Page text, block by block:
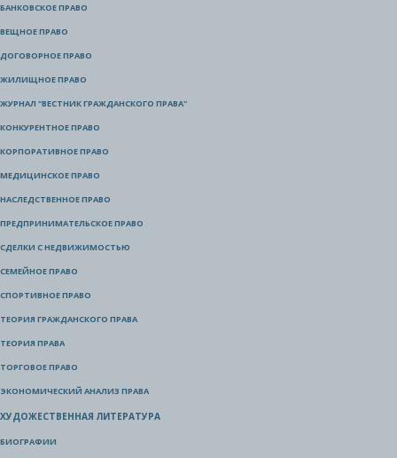
БАНКОВСКОЕ ПРАВО
ВЕЩНОЕ ПРАВО
ДОГОВОРНОЕ ПРАВО
ЖИЛИЩНОЕ ПРАВО
ЖУРНАЛ "ВЕСТНИК ГРАЖДАНСКОГО ПРАВА"
КОНКУРЕНТНОЕ ПРАВО
КОРПОРАТИВНОЕ ПРАВО
МЕДИЦИНСКОЕ ПРАВО
НАСЛЕДСТВЕННОЕ ПРАВО
ПРЕДПРИНИМАТЕЛЬСКОЕ ПРАВО
СДЕЛКИ С НЕДВИЖИМОСТЬЮ
СЕМЕЙНОЕ ПРАВО
СПОРТИВНОЕ ПРАВО
ТЕОРИЯ ГРАЖДАНСКОГО ПРАВА
ТЕОРИЯ ПРАВА
ТОРГОВОЕ ПРАВО
ЭКОНОМИЧЕСКИЙ АНАЛИЗ ПРАВА
ХУДОЖЕСТВЕННАЯ ЛИТЕРАТУРА
БИОГРАФИИ